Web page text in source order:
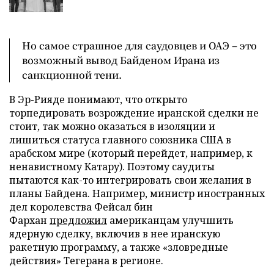
Но самое страшное для саудовцев и ОАЭ – это
возможный вывод Байденом Ирана из
санкционной тени.
В Эр-Рияде понимают, что открыто
торпедировать возрождение иранской сделки не
стоит, так можно оказаться в изоляции и
лишиться статуса главного союзника США в
арабском мире (который перейдет, например, к
ненавистному Катару). Поэтому саудиты
пытаются как-то интегрировать свои желания в
планы Байдена. Например, министр иностранных
дел королевства Фейсал бин
Фархан предложил американцам улучшить
ядерную сделку, включив в нее иранскую
ракетную программу, а также «зловредные
действия» Тегерана в регионе.